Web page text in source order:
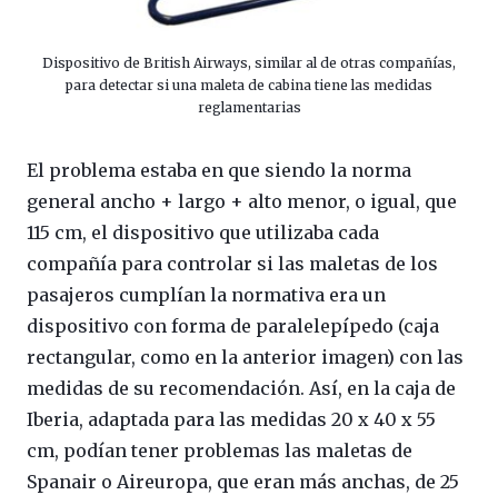
Dispositivo de British Airways, similar al de otras compañías,
para detectar si una maleta de cabina tiene las medidas
reglamentarias
El problema estaba en que siendo la norma
general ancho + largo + alto menor, o igual, que
115 cm, el dispositivo que utilizaba cada
compañía para controlar si las maletas de los
pasajeros cumplían la normativa era un
dispositivo con forma de paralelepípedo (caja
rectangular, como en la anterior imagen) con las
medidas de su recomendación. Así, en la caja de
Iberia, adaptada para las medidas 20 x 40 x 55
cm, podían tener problemas las maletas de
Spanair o Aireuropa, que eran más anchas, de 25